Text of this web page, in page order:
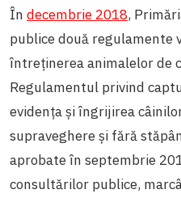
În decembrie 2018,
publice două regulamente
întreținerea animalelor de
Regulamentul privind
evidența și îngrijirea
supraveghere și fără
aprobate în septembrie
consultărilor publice,